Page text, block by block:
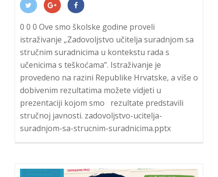
0 0 0 Ove smo školske godine proveli
istraživanje „Zadovoljstvo učitelja suradnjom sa
stručnim suradnicima u kontekstu rada s
učenicima s teškoćama”. Istraživanje je
provedeno na razini Republike Hrvatske, a više o
dobivenim rezultatima možete vidjeti u
prezentaciji kojom smo rezultate predstavili
stručnoj javnosti. zadovoljstvo-ucitelja-
suradnjom-sa-strucnim-suradnicima.pptx